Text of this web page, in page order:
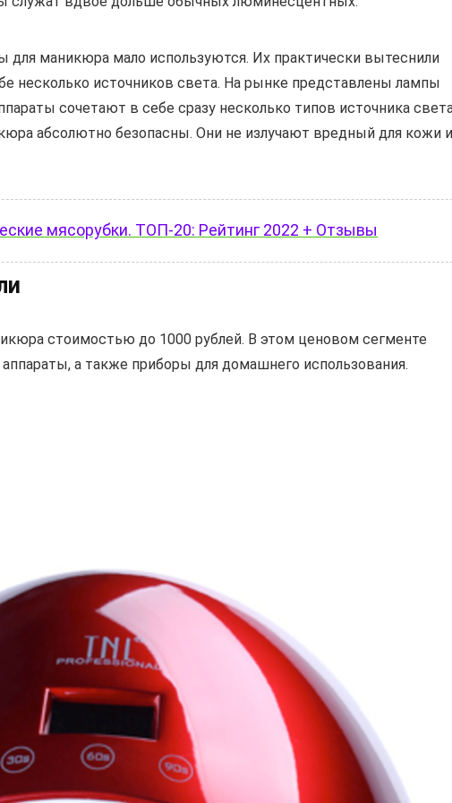
для маникюра мало используются. Их практически вытеснили
несколько источников света. На рынке представлены лампы
сочетают в себе сразу несколько типов источника
абсолютно безопасны. Они не излучают вредный для кожи и
мясорубки. ТОП-20: Рейтинг 2022 + Отзывы
стоимостью до 1000 рублей. В этом ценовом сегменте
а также приборы для домашнего использования.